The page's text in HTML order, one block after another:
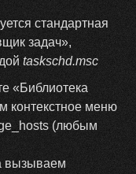
стандартная
задач»,
taskschd.msc
«Библиотека
контекстное меню
(любым
вызываем